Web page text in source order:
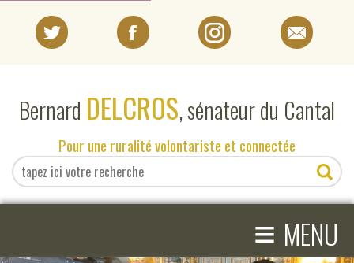
Bernard DELCROS, sénateur du Cantal
Pour une ruralité volontariste et connectée
≡ MENU
EN DIRECT DU SÉNAT
EN DIRECT DU CANTAL